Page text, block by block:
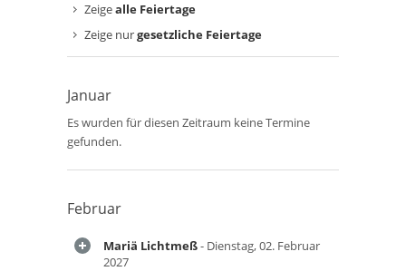
Zeigealle Feiertage
Zeige nurgesetzliche Feiertage
Januar
Es wurden für diesen Zeitraum keine Termine
gefunden.
Februar
Mariä Lichtmeß- Dienstag, 02. Februar
2027